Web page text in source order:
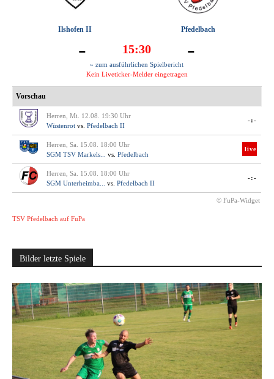
Ilshofen II Pfedelbach
- 15:30 -
» zum ausführlichen Spielbericht
Kein Liveticker-Melder eingetragen
Vorschau
Herren, Mi. 12.08. 19:30 Uhr
Wüstenrot vs. Pfedelbach II
-:-
Herren, Sa. 15.08. 18:00 Uhr
SGM TSV Markels...
vs. Pfedelbach
live
Herren, Sa. 15.08. 18:00 Uhr
SGM Unterheimba...
vs. Pfedelbach II
-:-
© FuPa-Widget
TSV Pfedelbach auf FuPa
Bilder letzte Spiele